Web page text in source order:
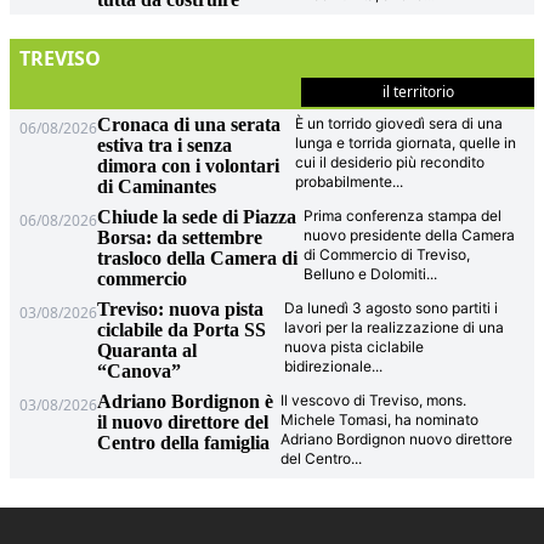
TREVISO
il territorio
06/08/2026Cronaca di una serata
estiva tra i senza
dimora con i volontari
di Caminantes
È un torrido giovedì sera di una
lunga e torrida giornata, quelle in
cui il desiderio più recondito
probabilmente...
06/08/2026Chiude la sede di Piazza
Borsa: da settembre
trasloco della Camera di
commercio
Prima conferenza stampa del
nuovo presidente della Camera
di Commercio di Treviso,
Belluno e Dolomiti...
03/08/2026Treviso: nuova pista
ciclabile da Porta SS
Quaranta al
“Canova”
Da lunedì 3 agosto sono partiti i
lavori per la realizzazione di una
nuova pista ciclabile
bidirezionale...
03/08/2026Adriano Bordignon è
il nuovo direttore del
Centro della famiglia
Il vescovo di Treviso, mons.
Michele Tomasi, ha nominato
Adriano Bordignon nuovo direttore
del Centro...